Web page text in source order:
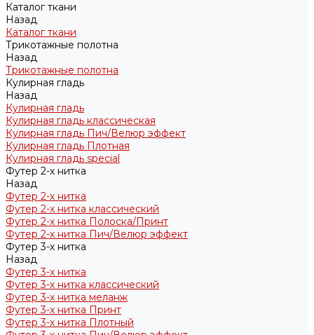
Каталог ткани
Назад
Каталог ткани
Трикотажные полотна
Назад
Трикотажные полотна
Кулирная гладь
Назад
Кулирная гладь
Кулирная гладь классическая
Кулирная гладь Пич/Велюр эффект
Кулирная гладь Плотная
Кулирная гладь special
Футер 2-х нитка
Назад
Футер 2-х нитка
Футер 2-х нитка классический
Футер 2-х нитка Полоска/Принт
Футер 2-х нитка Пич/Велюр эффект
Футер 3-х нитка
Назад
Футер 3-х нитка
Футер 3-х нитка классический
Футер 3-х нитка меланж
Футер 3-х нитка Принт
Футер 3-х нитка Плотный